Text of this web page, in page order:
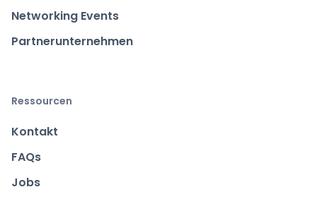
Networking Events
Partnerunternehmen
Ressourcen
Kontakt
FAQs
Jobs